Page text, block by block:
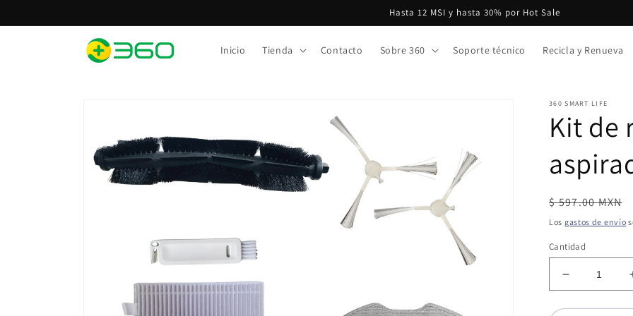
al contenido
Hasta 12 MSI y hasta 30% por Hot Sale
Inicio Tienda Contacto Sobre 360 Soporte técnico Recicla y Renueva
del producto
360 SMART LIFE
Kit de
Precio
habitual
$ 597.00 MXN
Los gastos de envío
Cantidad
Reducir
cantidad
para